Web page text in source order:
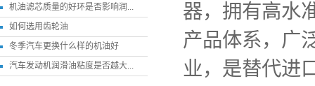
机油滤芯质量的好环是否影响润...
如何选用齿轮油
冬季汽车更换什么样的机油好
汽车发动机润滑油粘度是否越大...
器，拥有高水
产品体系，广
业，是替代进